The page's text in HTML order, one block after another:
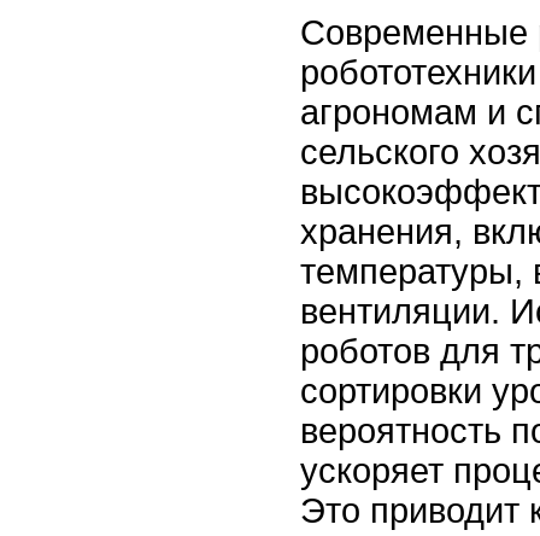
Современные
агрономам и
сельского
хранения,
температуры,
вентиляции.
роботов для
сортировки
вероятность
ускоряет
Это приводит